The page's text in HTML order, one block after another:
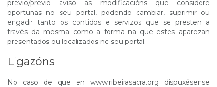
previo/previo aviso as modificacións que considere
oportunas no seu portal, podendo cambiar, suprimir ou
engadir tanto os contidos e servizos que se presten a
través da mesma como a forma na que estes aparezan
presentados ou localizados no seu portal.
Ligazóns
No caso de que en www.ribeirasacra.org dispuxésense